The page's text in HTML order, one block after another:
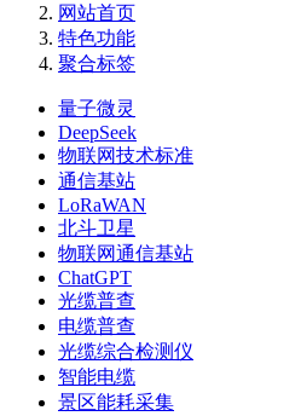
网站首页
特色功能
聚合标签
量子微灵
DeepSeek
物联网技术标准
通信基站
LoRaWAN
北斗卫星
物联网通信基站
ChatGPT
光缆普查
电缆普查
光缆综合检测仪
智能电缆
景区能耗采集